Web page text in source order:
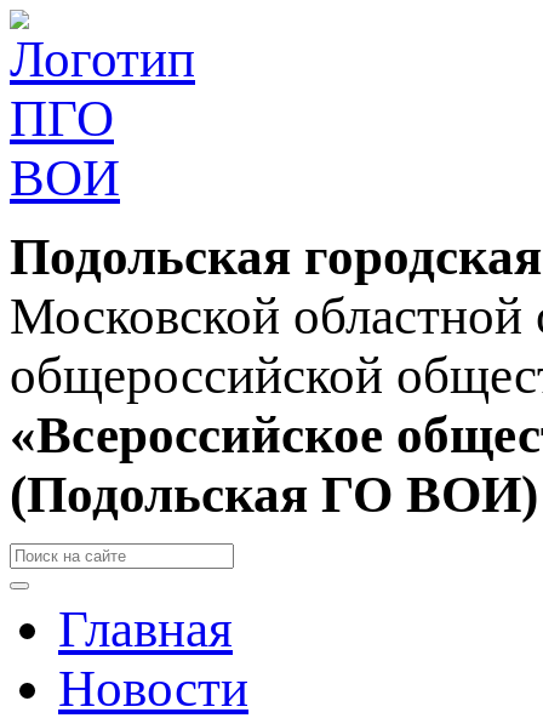
Подольская
Московской областной
общероссийской
«Всероссийское
(Подольская ГО ВОИ)
Главная
Новости